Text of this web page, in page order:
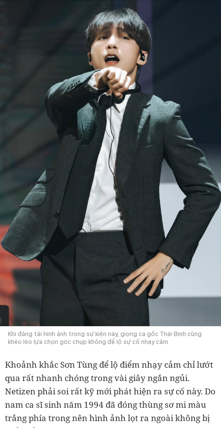
Khi đăng tải hình ảnh trong sự kiện này, giọng ca gốc Thái Bình cũng
khéo léo lựa chọn góc chụp không để lộ sự cố nhạy cảm
Khoảnh khắc Sơn Tùng để lộ điểm nhạy cảm chỉ lướt
qua rất nhanh chóng trong vài giây ngắn ngủi.
Netizen phải soi rất kỹ mới phát hiện ra sự cố này. Do
nam ca sĩ sinh năm 1994 đã đóng thùng sơ mi màu
trắng phía trong nên hình ảnh lọt ra ngoài không bị